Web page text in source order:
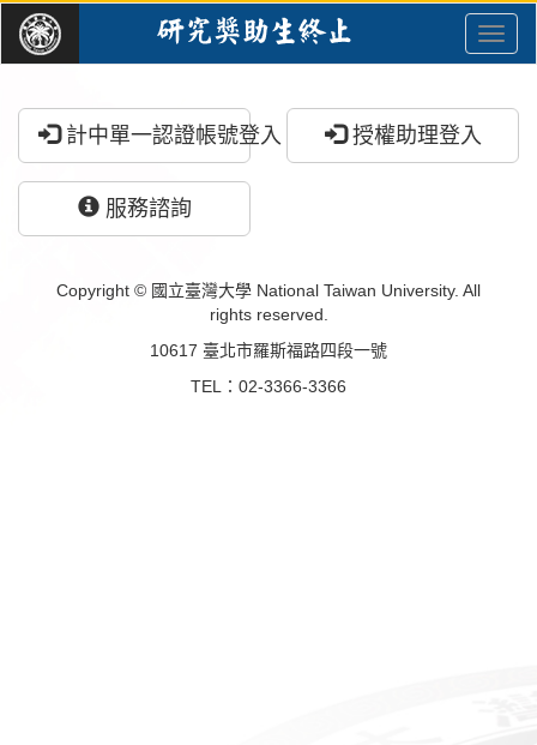
主
選
計中單一認證帳號登入 授權助理登入
服務諮詢
Copyright © 國立臺灣大學 National Taiwan University. All
rights reserved.
10617 臺北市羅斯福路四段一號
TEL：02-3366-3366